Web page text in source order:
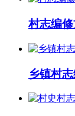
村志编
乡镇村